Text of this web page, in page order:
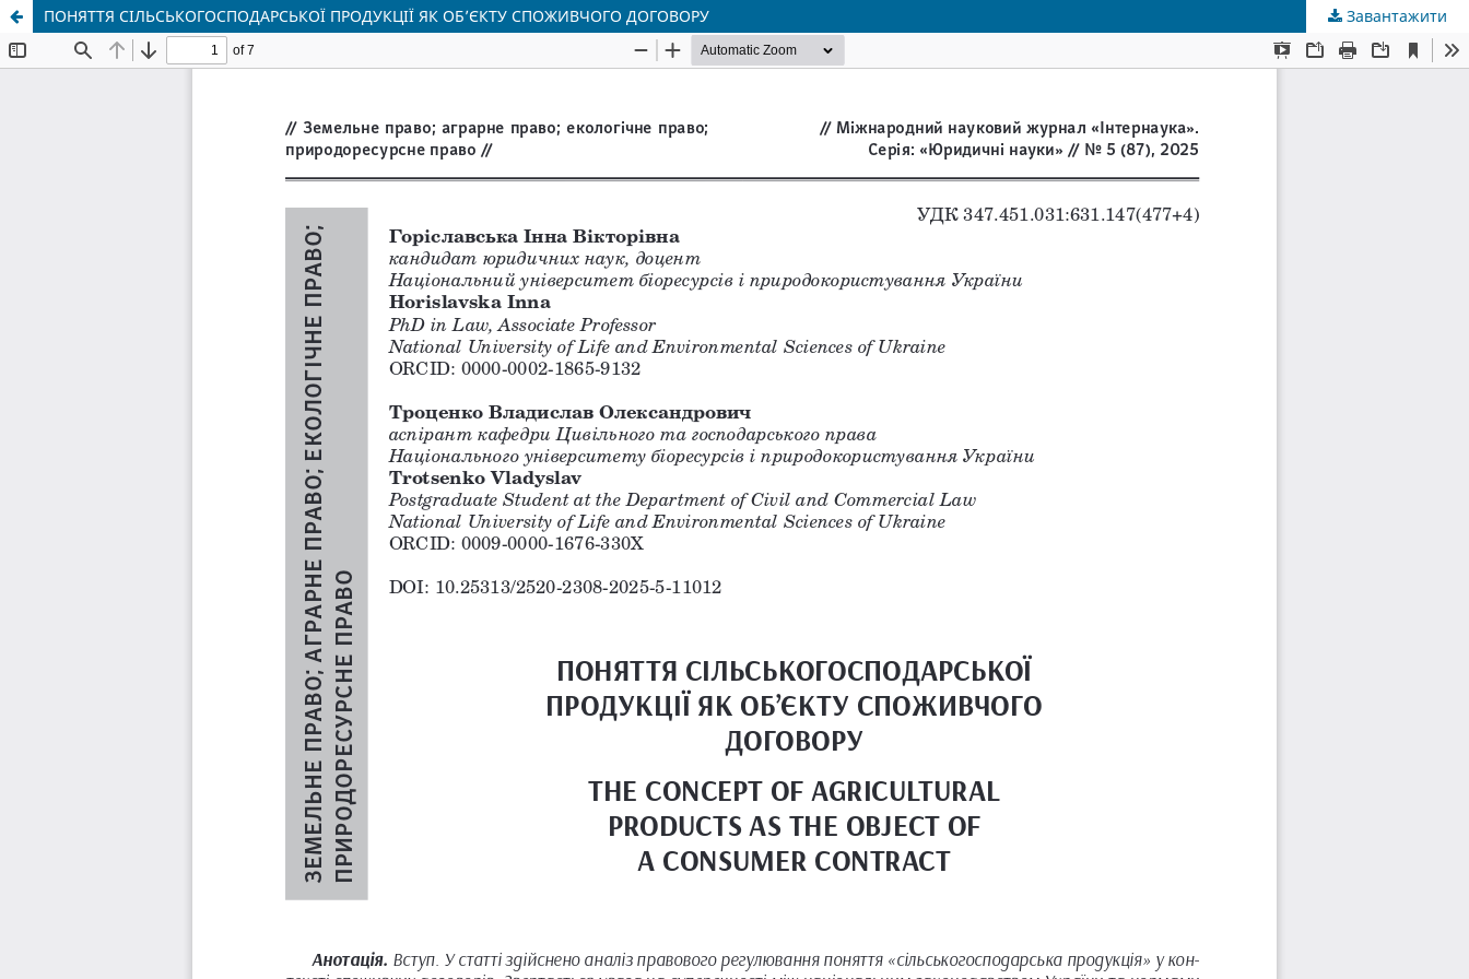
ПОНЯТТЯ СІЛЬСЬКОГОСПОДАРСЬКОЇ ПРОДУКЦІЇ ЯК ОБ’ЄКТУ СПОЖИВЧОГО ДОГОВОРУ Завантажити